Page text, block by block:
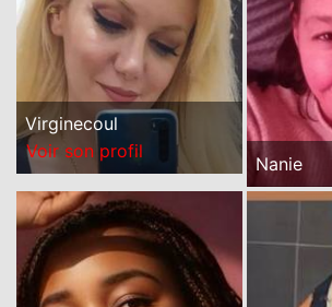
Virginecoul
Voir son profil
Nanie